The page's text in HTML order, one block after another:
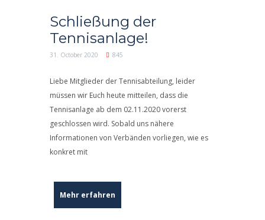
Schließung der
Tennisanlage!
31. October 2020 845
Liebe Mitglieder der Tennisabteilung, leider
müssen wir Euch heute mitteilen, dass die
Tennisanlage ab dem 02.11.2020 vorerst
geschlossen wird. Sobald uns nähere
Informationen von Verbänden vorliegen, wie es
konkret mit
Mehr erfahren